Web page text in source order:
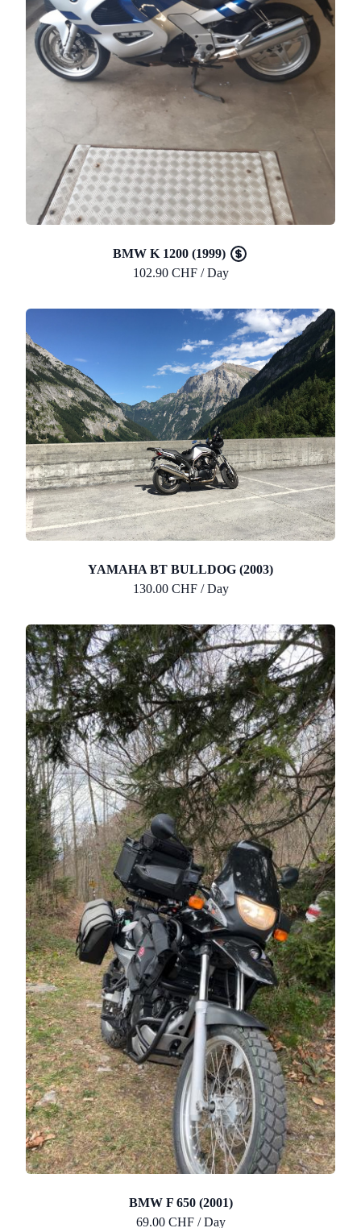
BMW K 1200 (1999)
102.90 CHF / Day
YAMAHA BT BULLDOG (2003)
130.00 CHF / Day
BMW F 650 (2001)
69.00 CHF / Day